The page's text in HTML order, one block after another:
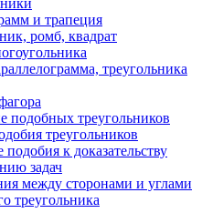
и трапеция
ромб, квадрат
треугольника
подобных треугольников
треугольников
к доказательству
задач
между сторонами и углами
треугольника